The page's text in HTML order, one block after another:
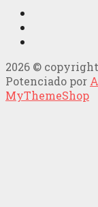
2026 © copyright
Potenciado por
MyThemeShop